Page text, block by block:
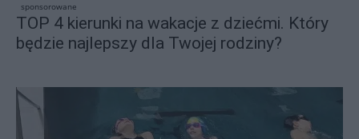
sponsorowane
TOP 4 kierunki na wakacje z dziećmi. Który
będzie najlepszy dla Twojej rodziny?